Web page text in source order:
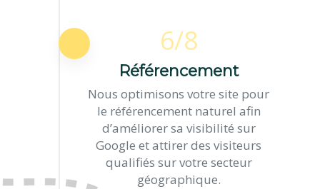
6/8
Référencement
Nous optimisons votre site pour
le référencement naturel afin
d’améliorer sa visibilité sur
Google et attirer des visiteurs
qualifiés sur votre secteur
géographique.